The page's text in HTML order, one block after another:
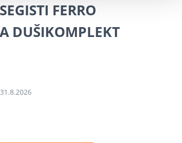
FERRO
DUŠIKOMPLEKT
31.8.2026